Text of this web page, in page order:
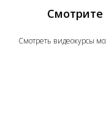
Смотрите
Смотреть видеокурсы